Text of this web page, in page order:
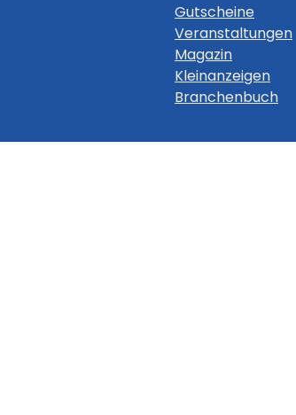
Gutscheine
Veranstaltungen
Magazin
Kleinanzeigen
Branchenbuch